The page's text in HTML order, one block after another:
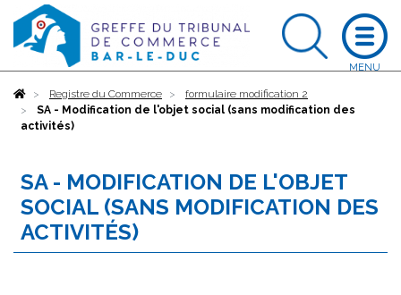
AccueilRegistre du Commerce
formulaire modification 2
SA - Modification de l'objet social (sans modification des
activités)
SA - MODIFICATION DE L'OBJET
SOCIAL (SANS MODIFICATION DES
ACTIVITÉS)